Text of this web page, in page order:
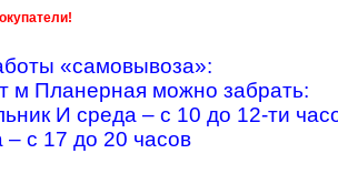
«самовывоза»:
м Планерная можно забрать:
И среда – с 10 до 12-ти
– с 17 до 20 часов